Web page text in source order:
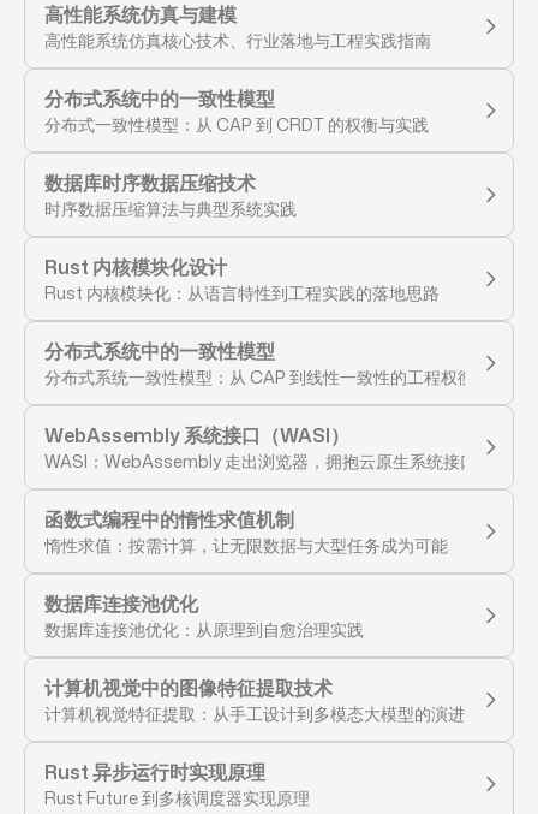
高性能系统仿真与建模
高性能系统仿真核心技术、行业落地与工程实践指南
分布式系统中的一致性模型
分布式一致性模型：从 CAP 到 CRDT 的权衡与实践
数据库时序数据压缩技术
时序数据压缩算法与典型系统实践
Rust 内核模块化设计
Rust 内核模块化：从语言特性到工程实践的落地思路
分布式系统中的一致性模型
分布式系统一致性模型：从 CAP 到线性一致性的工程权衡
WebAssembly 系统接口（WASI）
WASI：WebAssembly 走出浏览器，拥抱云原生系统接口
函数式编程中的惰性求值机制
惰性求值：按需计算，让无限数据与大型任务成为可能
数据库连接池优化
数据库连接池优化：从原理到自愈治理实践
计算机视觉中的图像特征提取技术
计算机视觉特征提取：从手工设计到多模态大模型的演进脉络
Rust 异步运行时实现原理
Rust Future 到多核调度器实现原理